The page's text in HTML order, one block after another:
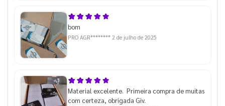
bom
PRO AGR******** 2 de julho de 2025
Material excelente. Primeira compra de muitas
com certeza, obrigada Giv.